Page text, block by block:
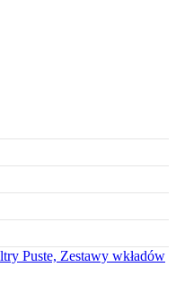
Puste, Zestawy wkładów